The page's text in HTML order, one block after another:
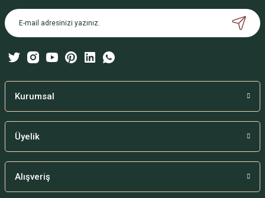
Ürün açıklamasında eksik bilgiler bulunuyor.
Ürün bilgilerinde hatalar bulunuyor.
Bu ürüne benzer farklı alternatifler olmalı.
Kurumsal
Üyelik
Alışveriş